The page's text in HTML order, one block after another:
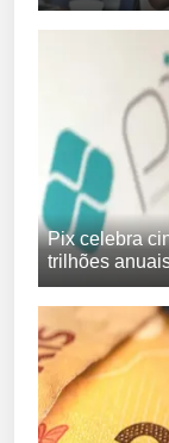
Pix celebra
trilhões